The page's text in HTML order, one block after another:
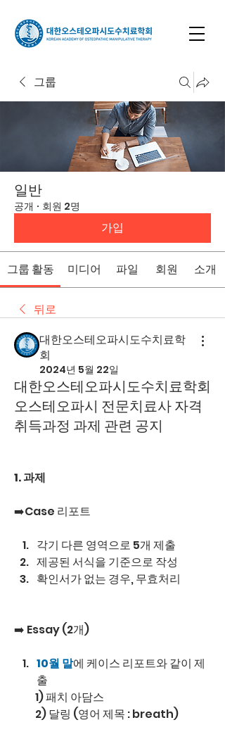
그룹
일반
공개 · 회원 2명
가입
그룹 활동 미디어 파일 회원 소개
뒤로
대한오스테오파시도수치료학
회
2024년 5월 22일
대한오스테오파시도수치료학회
오스테오파시 전문치료사 자격
취득과정 과제 관련 공지
1. 과제
➡️Case 리포트
각기 다른 영역으로 5개 제출
제공된 서식을 기준으로 작성
확인서가 없는 경우, 무효처리
➡️ Essay (2개)
10월 말에 케이스 리포트와 같이 제
출
          1) 패치 아담스
          2) 달링 (영어 제목 : breath)